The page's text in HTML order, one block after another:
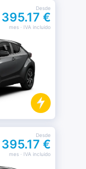
Desde
395.17 €
mes· IVA incluido
Desde
395.17 €
mes· IVA incluido